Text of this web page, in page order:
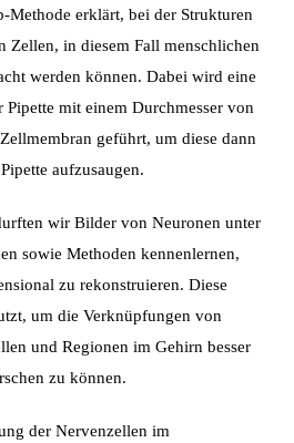
Methode erklärt, bei der Strukturen
Zellen, in diesem Fall menschlichen
werden können. Dabei wird eine
mit einem Durchmesser von
geführt, um diese dann
aufzusaugen.
wir Bilder von Neuronen unter
sowie Methoden kennenlernen,
zu rekonstruieren. Diese
um die Verknüpfungen von
und Regionen im Gehirn besser
zu können.
der Nervenzellen im